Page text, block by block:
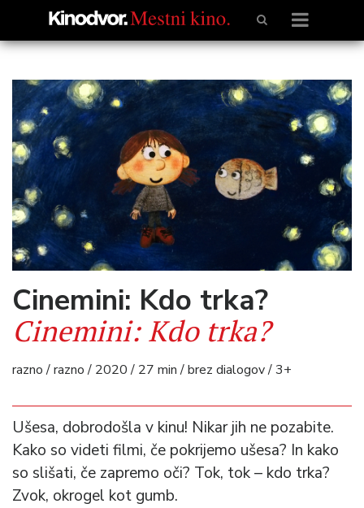
Cinemini: Kdo trka?
Cinemini: Kdo trka?
razno / razno / 2020 / 27 min / brez dialogov / 3+
Ušesa, dobrodošla v kinu! Nikar jih ne pozabite.
Kako so videti filmi, če pokrijemo ušesa? In kako
so slišati, če zapremo oči? Tok, tok – kdo trka?
Zvok, okrogel kot gumb.